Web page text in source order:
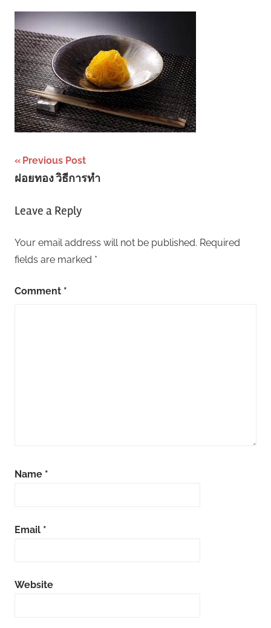
Post
navigation
Previous Post
ฝอยทอง วิธีการทำ
Leave a Reply
Your email address will not be published. Required
fields are marked *
Comment *
Name *
Email *
Website